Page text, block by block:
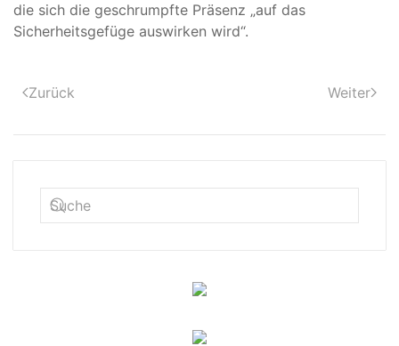
die sich die geschrumpfte Präsenz „auf das
Sicherheitsgefüge auswirken wird“.
Zurück Weiter